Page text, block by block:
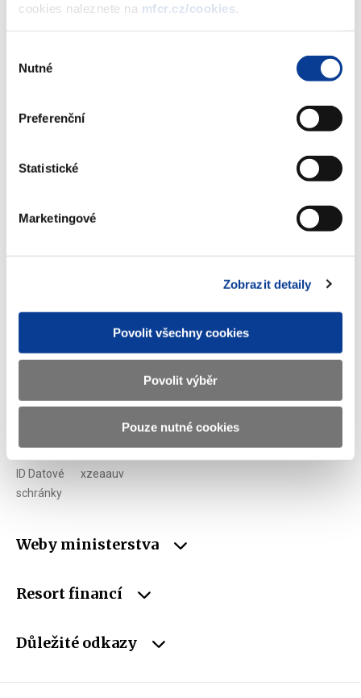
cookies naleznete na mfcr.cz/cookies
souhlasu
Nutné
Preferenční
Statistické
Marketingové
Zobrazit detaily
Povolit všechny cookies
Povolit výběr
Pouze nutné cookies
Adresa Letenská 15, 118 10 Praha
podatelna@mf.gov.cz
IČO 00006947
ID Datové
schránky
xzeaauv
Weby ministerstva
Resort financí
Důležité odkazy